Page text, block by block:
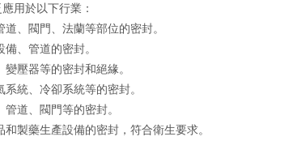
用於以下行業：
道、閥門、法蘭等部位的密封。
、管道的密封。
變壓器等的密封和絕緣。
系統、冷卻系統等的密封。
管道、閥門等的密封。
和製藥生產設備的密封，符合衛生要求。